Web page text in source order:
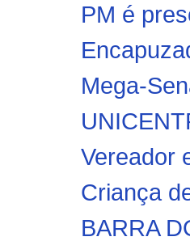
PM é
Mega-
Vereador
Criança
BARRA